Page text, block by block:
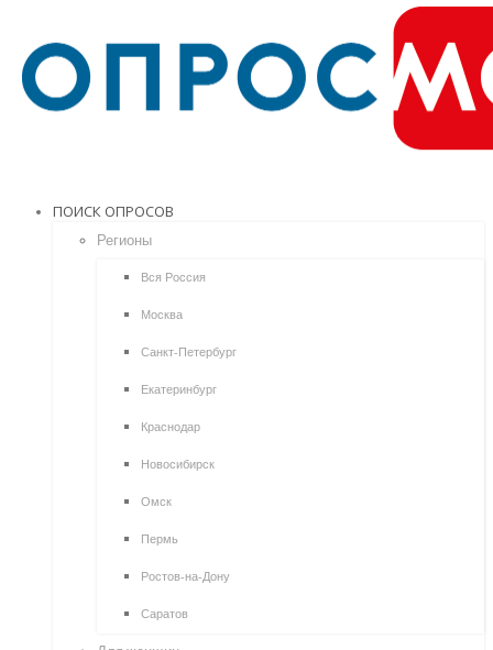
ПОИСК ОПРОСОВ
Регионы
Вся Россия
Москва
Санкт-Петербург
Екатеринбург
Краснодар
Новосибирск
Омск
Пермь
Ростов-на-Дону
Саратов